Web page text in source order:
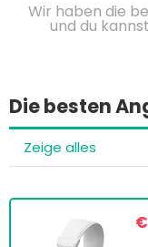
Wir haben die
und du
Die besten
Zeige alles
€